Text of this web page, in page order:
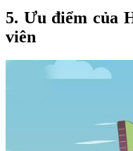
5. Ưu điểm của
viên